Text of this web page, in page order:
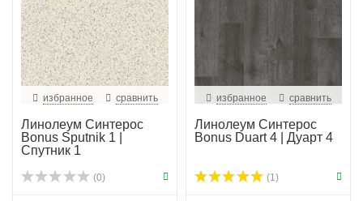
избранное сравнить
Линолеум Синтерос
Bonus Sputnik 1 |
Спутник 1
(0)
избранное сравнить
Линолеум Синтерос
Bonus Duart 4 | Дуарт 4
(1)